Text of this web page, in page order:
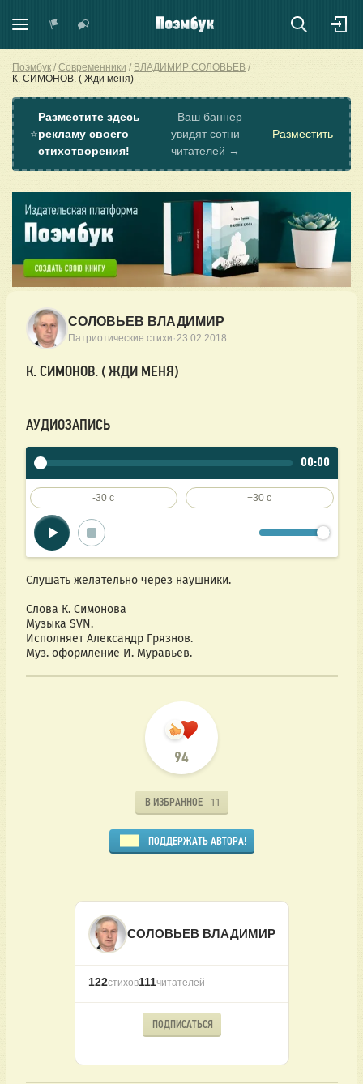
Поэмбук Современники
ВЛАДИМИР СОЛОВЬЕВ
К. СИМОНОВ. ( Жди меня)
⭐
Разместите здесь
рекламу своего
стихотворения!
Ваш баннер
увидят сотни
читателей →
Разместить
СОЛОВЬЕВ ВЛАДИМИР
Патриотические стихи ·23.02.2018
К. СИМОНОВ. ( ЖДИ МЕНЯ)
АУДИОЗАПИСЬ
00:00
-30 c +30 c
Слушать желательно через наушники.
Слова К. Симонова
Музыка SVN.
Исполняет Александр Грязнов.
Муз. оформление И. Муравьев.
94
В ИЗБРАННОЕ 11
ПОДДЕРЖАТЬ АВТОРА!
СОЛОВЬЕВ ВЛАДИМИР
122стихов111читателей
ПОДПИСАТЬСЯ